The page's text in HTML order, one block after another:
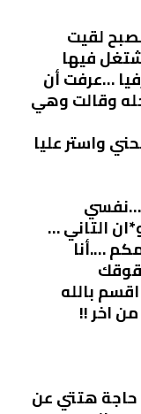
لقيت
فيها
…عرفت أن
وقالت وهي
واستر عليا
…نفسي
التاني …
….أنا
بالله
اخر !!
هتتي عن